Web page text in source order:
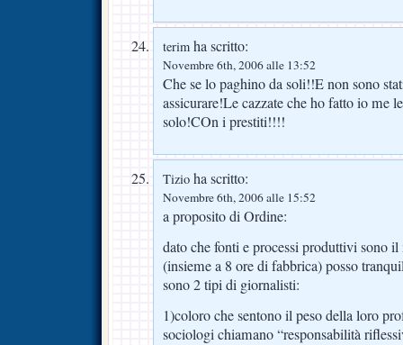
terim ha scritto:
Novembre 6th, 2006 alle 13:52
Che se lo paghino da soli!!E non sono
assicurare!Le cazzate che ho fatto io me
solo!COn i prestiti!!!!
Tizio ha scritto:
Novembre 6th, 2006 alle 15:52
a proposito di Ordine:
dato che fonti e processi produttivi sono
(insieme a 8 ore di fabbrica) posso
sono 2 tipi di giornalisti:
1)coloro che sentono il peso della loro
sociologi chiamano “responsabilità